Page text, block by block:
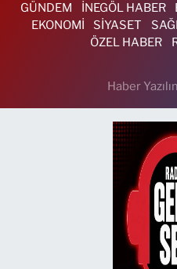
GÜNDEM İNEGÖL HABER
EKONOMİ
SİYASET
ÖZEL HABER
Haber